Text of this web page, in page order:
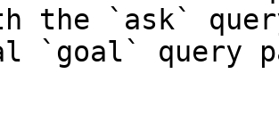
the `ask`
`goal` query